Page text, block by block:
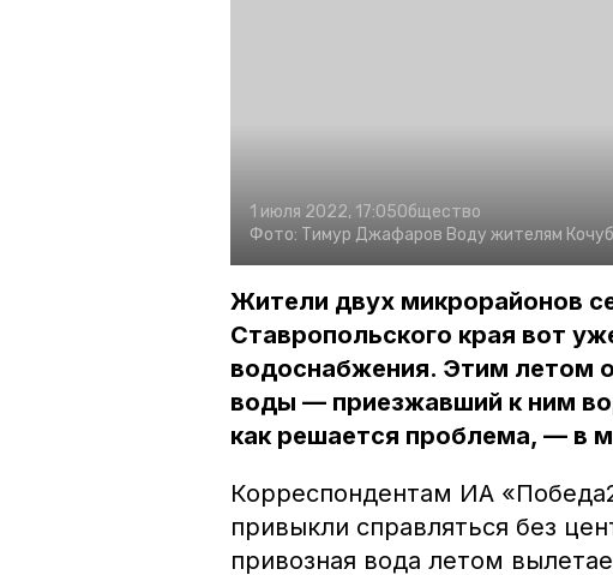
1 июля 2022, 17:05Общество
Фото: Тимур Джафаров Воду жителям
Жители двух микрорайонов
Ставропольского края вот
водоснабжения. Этим летом
воды — приезжавший к ним
как решается проблема, — в
Корреспондентам ИА
привыкли справляться без
привозная вода летом